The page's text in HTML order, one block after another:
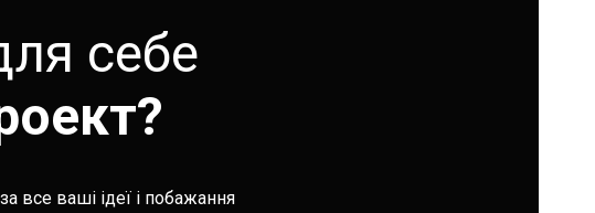
себе
все ваші ідеї і побажання